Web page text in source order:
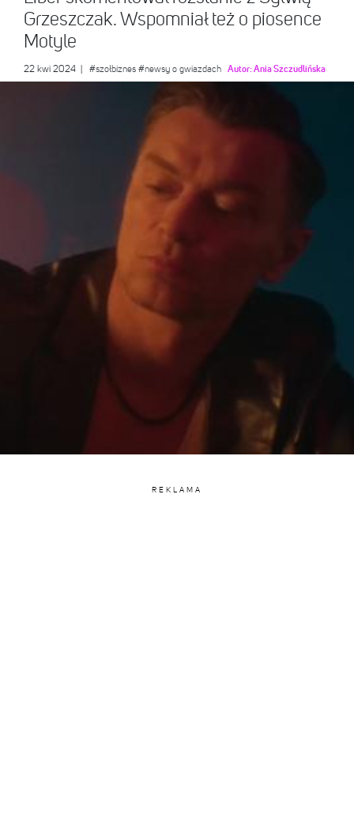
Grzeszczak. Wspomniał też o piosence
Motyle
22 kwi 2024 #szołbiznes #newsy o gwiazdach Autor:Ania Szczudlińska
REKLAMA